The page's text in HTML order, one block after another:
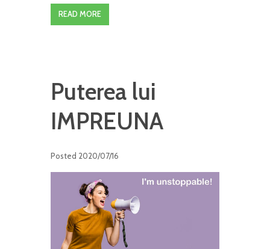
READ MORE
Puterea lui
IMPREUNA
Posted 2020/07/16